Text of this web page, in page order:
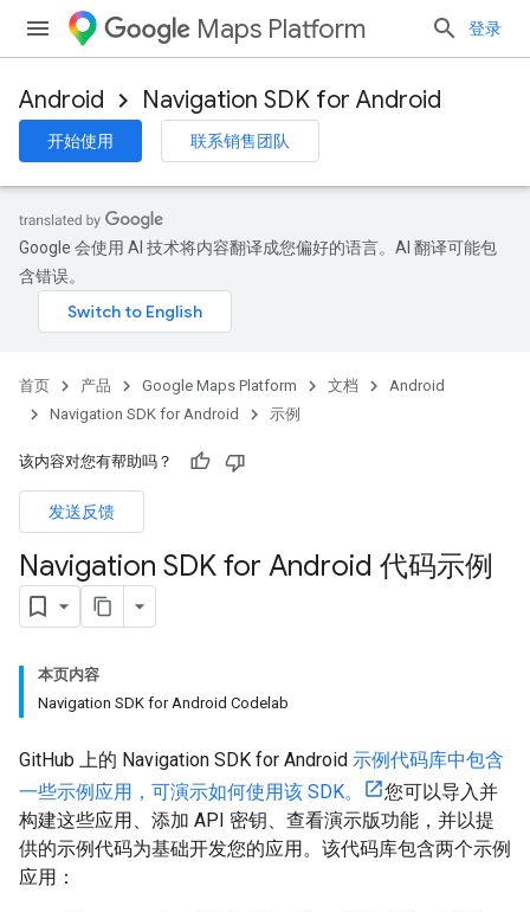
Maps Platform 登录
Android Navigation SDK for Android
开始使用 联系销售团队
Google 会使用 AI 技术将内容翻译成您偏好的语言。AI 翻译可能包
含错误。
首页 产品 Google Maps Platform 文档
Android
Navigation SDK for Android
示例
该内容对您有帮助吗？
发送反馈
Navigation SDK for Android 代码示例
本页内容
Navigation SDK for Android Codelab
GitHub 上的 Navigation SDK for Android 示例代码库中包含
一些示例应用，可演示如何使用该 SDK。
您可以导入并
构建这些应用、添加 API 密钥、查看演示版功能，并以提
供的示例代码为基础开发您的应用。该代码库包含两个示例
应用：